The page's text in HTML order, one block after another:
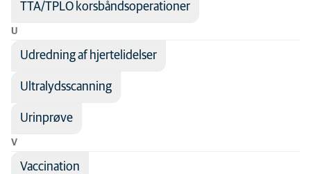
TTA/TPLO korsbåndsoperationer
U
Udredning af hjertelidelser
Ultralydsscanning
Urinprøve
V
Vaccination